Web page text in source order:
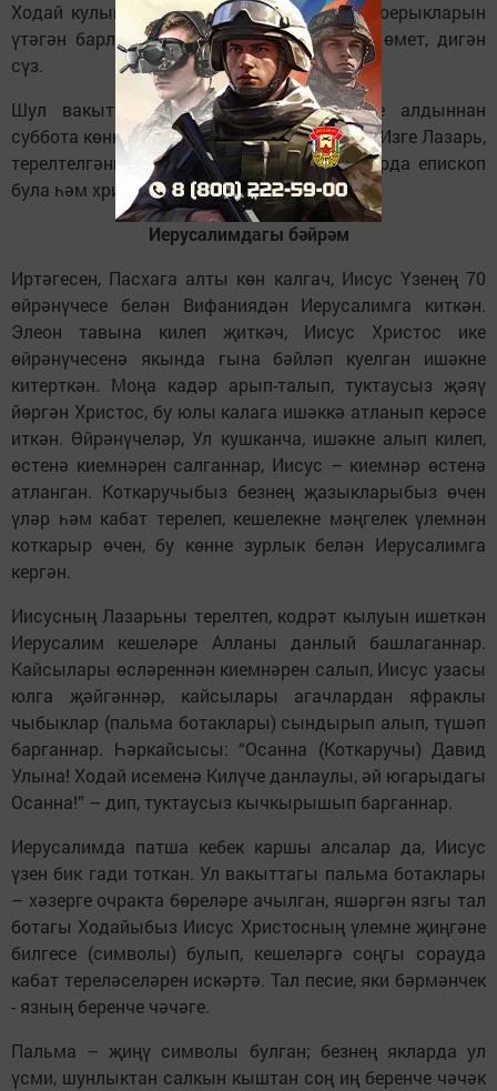
Ходай кулында, Аңа ышанган һәм Аның боерыкларын
үтәгән барлык үле кешеләрнең терелүенә өмет, дигән
сүз.
Шул вакыттан соң, Бәрмәнчек бәйрәме алдыннан
суббота көнне Изге Лазарьны искә алалар. Изге Лазарь,
терелтелгәннән соң, тагын 30 ел яши, Кипрда епископ
була һәм христиан диненә өйрәтә.
Иерусалимдагы бәйрәм
Иртәгесен, Пасхага алты көн калгач, Иисус Үзенең 70
өйрәнүчесе белән Вифаниядән Иерусалимга киткән.
Элеон тавына килеп җиткәч, Иисус Христос ике
өйрәнүчесенә якында гына бәйләп куелган ишәкне
китерткән. Моңа кадәр арып-талып, туктаусыз җәяү
йөргән Христос, бу юлы калага ишәккә атланып керәсе
иткән. Өйрәнүчеләр, Ул кушканча, ишәкне алып ки­леп,
өстенә киемнәрен салганнар, Иисус – киемнәр өстенә
атланган. Коткаручыбыз безнең җазыкларыбыз өчен
үләр һәм кабат терелеп, кешелекне мәңгелек үлемнән
коткарыр өчен, бу көнне зурлык белән Иерусалимга
кергән.
Иисусның Лазарьны терелтеп, кодрәт кылуын ишеткән
Иерусалим кешеләре Алланы данлый башлаганнар.
Кайсылары өсләреннән киемнәрен салып, Иисус узасы
юлга җәйгәннәр, кайсылары агачлардан яфраклы
чыбыклар (пальма ботаклары) сындырып алып, түшәп
барганнар. Һәркайсысы: “Осанна (Коткаручы) Да­вид
Улына! Ходай исеменә Килүче дан­лаулы, әй югарыдагы
Осанна!” – дип, тукта­усыз кычкырышып барганнар.
Иерусалимда патша кебек каршы алсалар да, Иисус
үзен бик гади тоткан. Ул вакыттагы пальма ботаклары
– хәзерге очракта бөреләре ачылган, яшәргән язгы тал
ботагы Ходайыбыз Иисус Христосның үлемне җиңгәне
билгесе (символы) булып, кешеләргә соңгы сорауда
кабат тереләселәрен искәртә. Тал песие, яки бәрмәнчек
- язның беренче чәчәге.
Пальма – җиңү символы булган; безнең якларда ул
үсми, шунлыктан салкын кыштан соң иң беренче чәчәк